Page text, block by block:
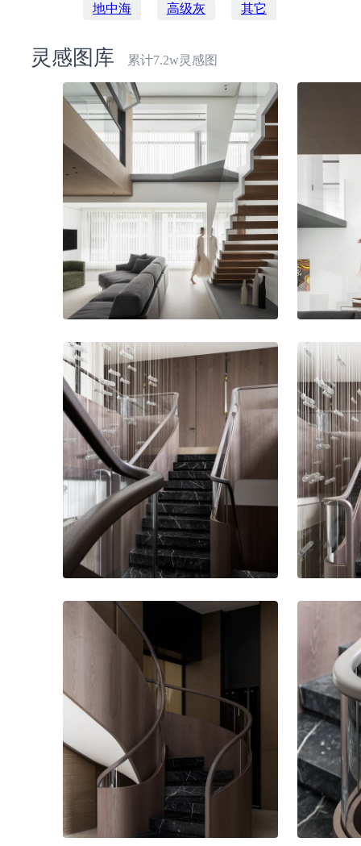
地中海 高级灰 其它
灵感图库 累计7.2w灵感图